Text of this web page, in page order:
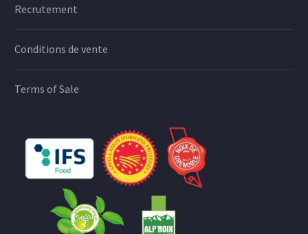
Recrutement
Conditions de vente
Terms of Sale